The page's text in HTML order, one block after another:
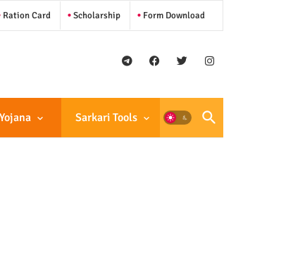
Ration Card Scholarship Form Download
Sarkari Tools